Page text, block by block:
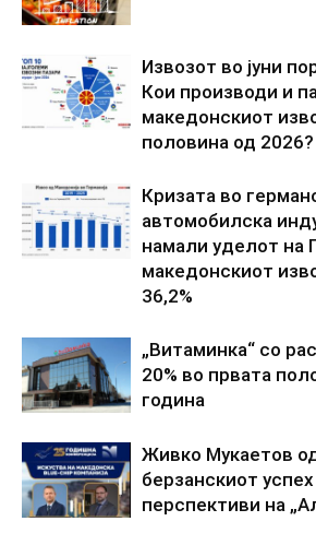
Извозот во јуни
Кои производи и
македонскиот
половина од 2026?
Кризата во
автомобилска
намали уделот на
македонскиот
36,2%
„Витаминка“ со
20% во првата
година
Живко Мукаетов
берзанскиот
перспективи на